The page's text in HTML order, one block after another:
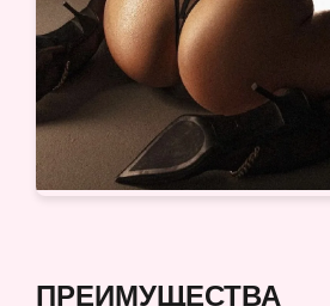
ПРЕИМУЩЕСТВА